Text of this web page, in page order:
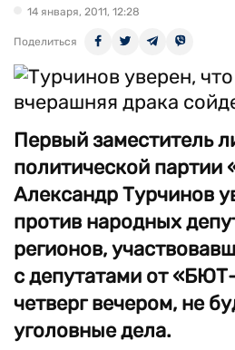
14 января, 2011, 12:28
Поделиться
Первый заместитель
политической партии
Александр Турчинов
против народных
регионов,
с депутатами от
четверг вечером, не
уголовные дела.